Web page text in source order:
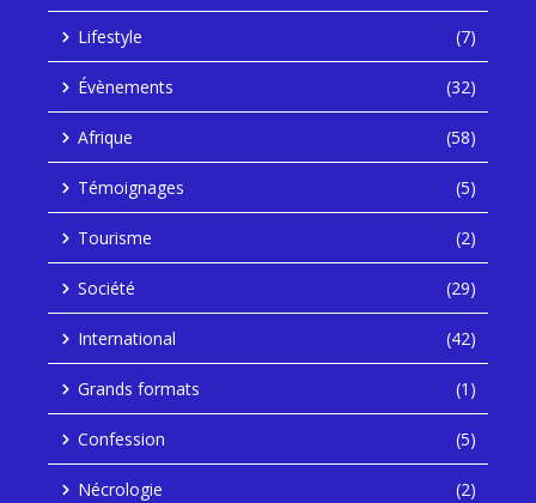
Lifestyle (7)
Évènements (32)
Afrique (58)
Témoignages (5)
Tourisme (2)
Société (29)
International (42)
Grands formats (1)
Confession (5)
Nécrologie (2)